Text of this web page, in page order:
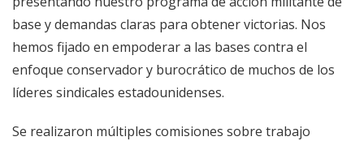
base y demandas claras para obtener victorias. Nos
hemos fijado en empoderar a las bases contra el
enfoque conservador y burocrático de muchos de los
líderes sindicales estadounidenses.
Se realizaron múltiples comisiones sobre trabajo